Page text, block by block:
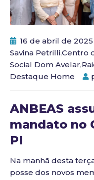
16 de abril de 2025
Savina Petrilli,Centro
Social Dom Avelar,
Destaque Home
ANBEAS
mandato no
PI
Na manhã desta
posse dos novos